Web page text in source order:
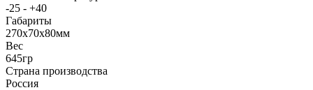
-25 - +40
Габариты
270x70x80мм
Вес
645гр
Страна производства
Россия